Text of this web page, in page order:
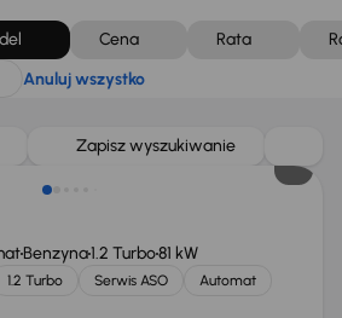
Cena Rata
Anuluj wszystko
Zapisz wyszukiwanie
Benzyna1.2 Turbo81 kW
1.2 Turbo Serwis ASO
Automat